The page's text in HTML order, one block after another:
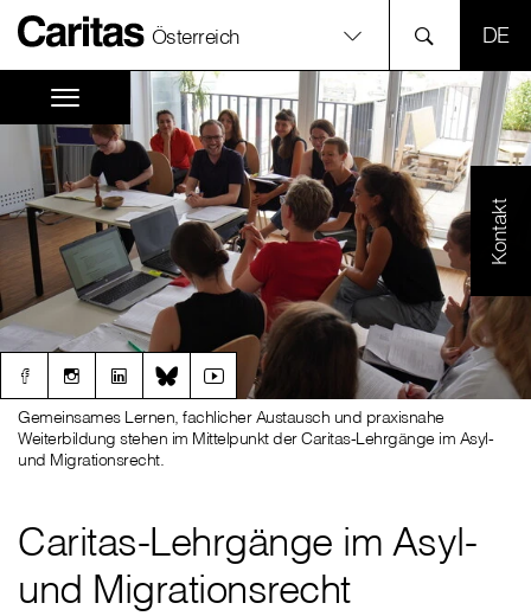
Österreich
Kontakt
Caritas-Lehrgänge im Asyl-
und Migrationsrecht
Gemeinsames Lernen, fachlicher Austausch und praxisnahe
Weiterbildung stehen im Mittelpunkt der Caritas-Lehrgänge im Asyl-
und Migrationsrecht.